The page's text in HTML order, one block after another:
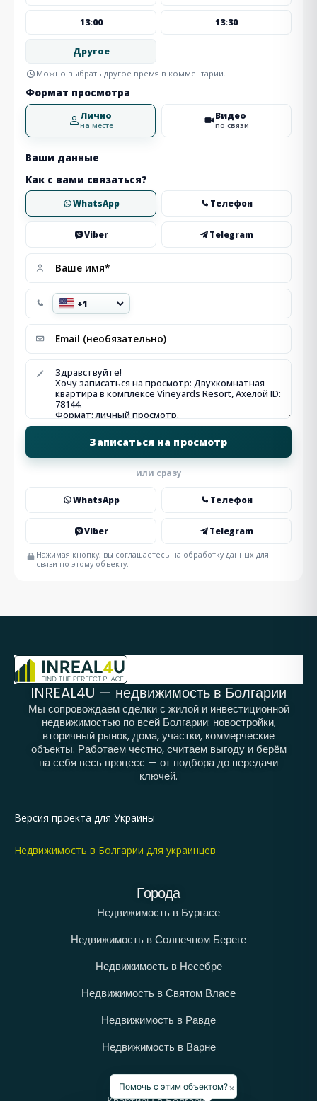
13:00 13:30
Другое
Можно выбрать другое время в комментарии.
Формат просмотра
Лично
на месте
Видео
по связи
Ваши данные
Как с вами связаться?
WhatsApp Телефон
Viber Telegram
или сразу
WhatsApp Телефон
Viber Telegram
Нажимая кнопку, вы соглашаетесь на обработку данных для
связи по этому объекту.
INREAL4U — недвижимость в Болгарии
Мы сопровождаем сделки с жилой и инвестиционной
недвижимостью по всей Болгарии: новостройки,
вторичный рынок, дома, участки, коммерческие
объекты. Работаем честно, считаем выгоду и берём
на себя весь процесс — от подбора до передачи
ключей.
Версия проекта для Украины —
Недвижимость в Болгарии для украинцев
Города
Недвижимость в Бургасе
Недвижимость в Солнечном Береге
Недвижимость в Несебре
Недвижимость в Святом Власе
Недвижимость в Равде
Недвижимость в Варне
Категории ×
Помочь с этим объектом?